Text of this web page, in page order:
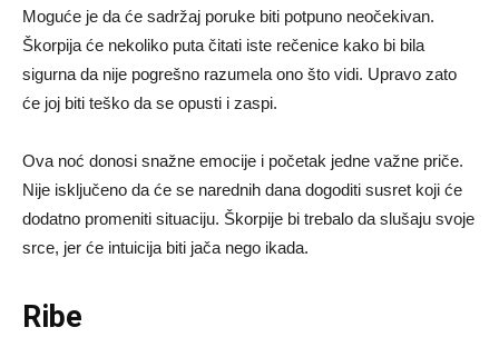
Moguće je da će sadržaj poruke biti potpuno neočekivan.
Škorpija će nekoliko puta čitati iste rečenice kako bi bila
sigurna da nije pogrešno razumela ono što vidi. Upravo zato
će joj biti teško da se opusti i zaspi.
Ova noć donosi snažne emocije i početak jedne važne priče.
Nije isključeno da će se narednih dana dogoditi susret koji će
dodatno promeniti situaciju. Škorpije bi trebalo da slušaju svoje
srce, jer će intuicija biti jača nego ikada.
Ribe